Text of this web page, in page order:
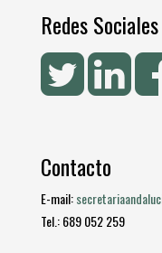
Redes Sociales
Contacto
E-mail:
Tel.: 689 052 259